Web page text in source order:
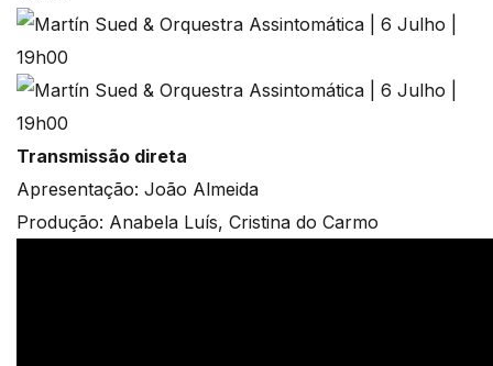
Transmissão direta
Apresentação: João Almeida
Produção: Anabela Luís, Cristina do Carmo